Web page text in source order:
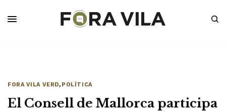
FORA VILA VERD, POLÍTICA
El Consell de Mallorca participa